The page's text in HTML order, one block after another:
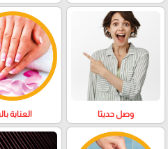
وصل حديثا العناية